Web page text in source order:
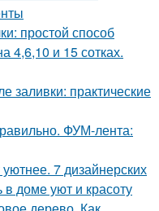
простой способ
4,6,10 и 15 сотках.
заливки: практические
ФУМ-лента:
7 дизайнерских
доме уют и красоту